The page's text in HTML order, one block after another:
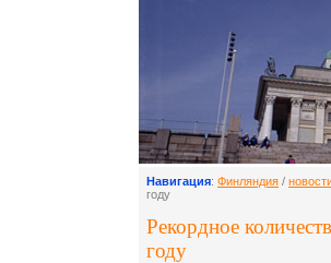
Навигация: Финляндия /
году
Рекордное
году